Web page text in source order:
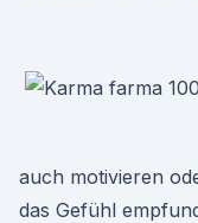
auch motivieren
das Gefühl